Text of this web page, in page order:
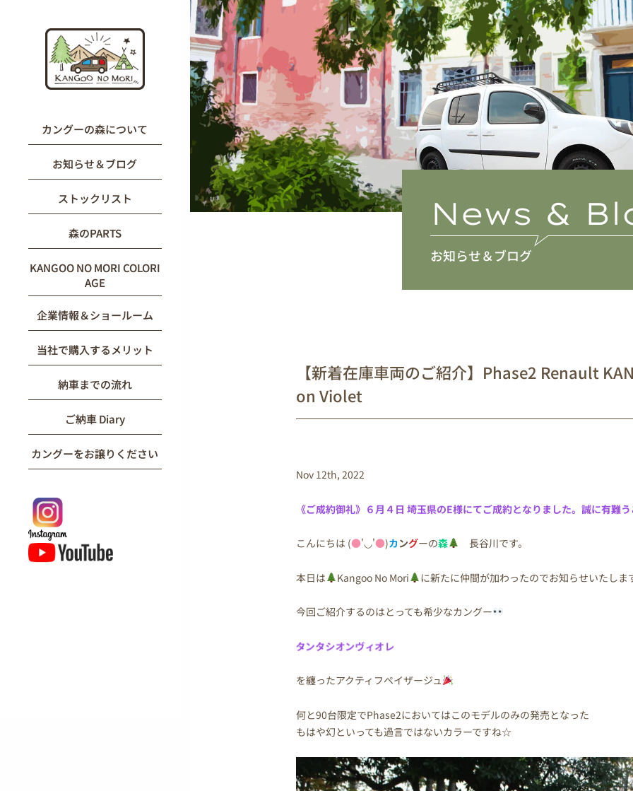
カングーの森について
お知らせ＆ブログ
ストックリスト
森のPARTS
KANGOO NO MORI COLORI
AGE
企業情報＆ショールーム
当社で購入するメリット
納車までの流れ
ご納車 Diary
カングーをお譲りください
News &
お知らせ＆ブログ
【新着在庫車両のご紹介】Phase2 Renault
on Violet
Nov 12th, 2022
《ご成約御礼》６月４日 埼玉県のE様にてご成約となりました。誠に有難
こんにちは (●'◡'●)カングーの森 長谷川です。
本日は Kangoo No Mori に新たに仲間が加わったのでお知らせいたしま
今回ご紹介するのはとっても希少なカングー
タンタシオンヴィオレ
を纏ったアクティフペイザージュ
何と90台限定でPhase2においてはこのモデルのみの発売となった
もはや幻といっても過言ではないカラーですね☆